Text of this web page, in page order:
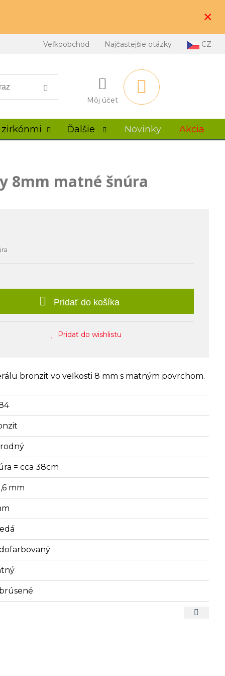
×
Veľkoobchod Najčastejšie otázky CZ
Môj účet
Ďalšie Novinky Akcia
8mm matné šnúra
Pridať do košíka
Pridať do wishlistu
bronzit vo veľkosti 8 mm s matným povrchom.
= cca 38cm
mm